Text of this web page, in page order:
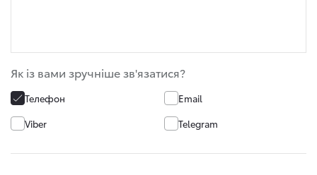
Як із вами зручніше зв'язатися?
Телефон
Email
Viber
Telegram